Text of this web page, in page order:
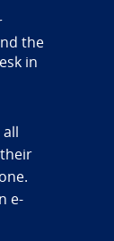
the
in
e-